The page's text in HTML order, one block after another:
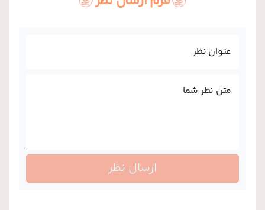
عنوان نظر
متن نظر شما
ارسال نظر